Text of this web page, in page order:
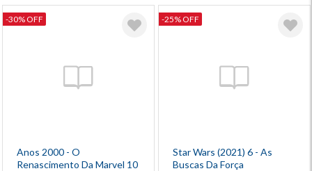
-30% OFF
Anos 2000 - O
Renascimento Da Marvel 10
-25% OFF
Star Wars (2021) 6 - As
Buscas Da Força